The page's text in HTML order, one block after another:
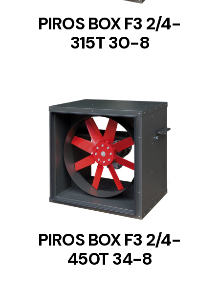
PIROS BOX F3 2/4-
315T 30-8
DETAILS
PIROS BOX F3 2/4-
450T 34-8